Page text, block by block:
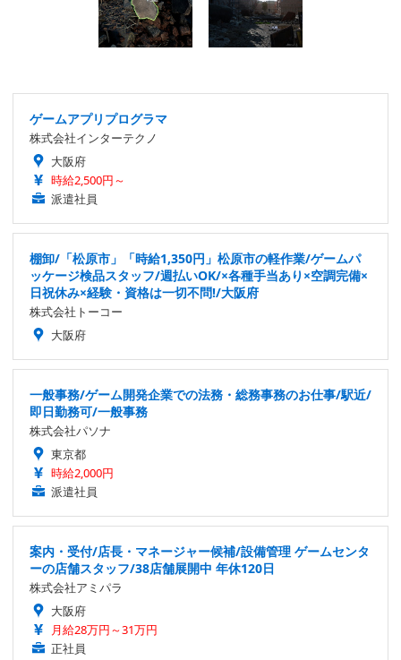
ゲームアプリプログラマ
株式会社インターテクノ
大阪府
時給2,500円～
派遣社員
棚卸/「松原市」「時給1,350円」松原市の軽作業/ゲームパ
ッケージ検品スタッフ/週払いOK/×各種手当あり×空調完備×
日祝休み×経験・資格は一切不問!/大阪府
株式会社トーコー
大阪府
一般事務/ゲーム開発企業での法務・総務事務のお仕事/駅近/
即日勤務可/一般事務
株式会社パソナ
東京都
時給2,000円
派遣社員
案内・受付/店長・マネージャー候補/設備管理 ゲームセンタ
ーの店舗スタッフ/38店舗展開中 年休120日
株式会社アミパラ
大阪府
月給28万円～31万円
正社員